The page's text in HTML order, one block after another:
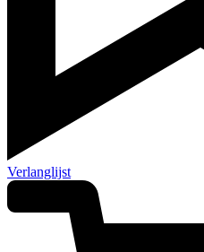
Verlanglijst